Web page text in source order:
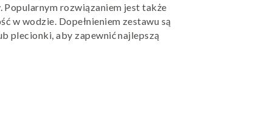
Popularnym rozwiązaniem jest także
w wodzie. Dopełnieniem zestawu są
plecionki, aby zapewnić najlepszą